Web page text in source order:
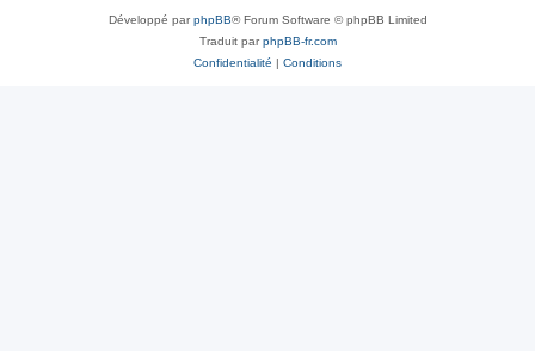
Développé parphpBB® Forum Software © phpBB Limited
Traduit parphpBB-fr.com
Confidentialité | Conditions